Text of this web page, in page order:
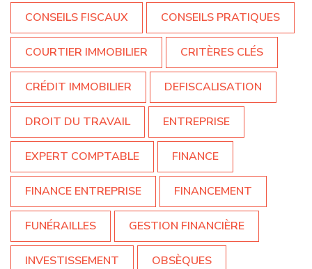
CONSEILS FISCAUX CONSEILS PRATIQUES
COURTIER IMMOBILIER CRITÈRES CLÉS
CRÉDIT IMMOBILIER DEFISCALISATION
DROIT DU TRAVAIL ENTREPRISE
EXPERT COMPTABLE FINANCE
FINANCE ENTREPRISE FINANCEMENT
FUNÉRAILLES GESTION FINANCIÈRE
INVESTISSEMENT OBSÈQUES